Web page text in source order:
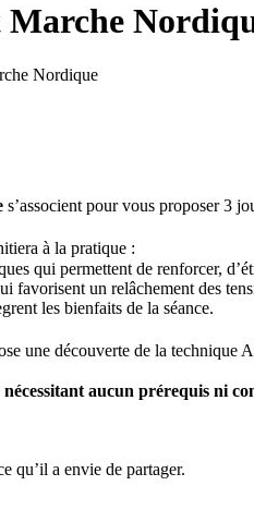
Marche
Nordique
s’associent pour vous proposer 3
à la pratique :
qui permettent de renforcer,
favorisent un relâchement des
les bienfaits de la séance.
une découverte de la technique
nécessitant aucun prérequis ni
qu’il a envie de partager.